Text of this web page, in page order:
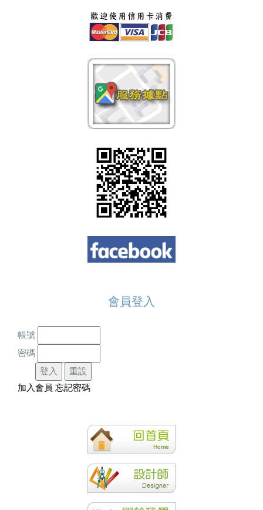
會員登入
帳號
密碼
加入會員 忘記密碼